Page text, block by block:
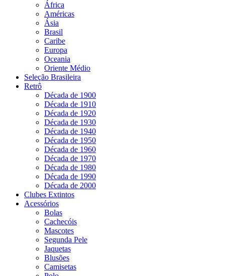
África
Américas
Ásia
Brasil
Caribe
Europa
Oceania
Oriente Médio
Seleção Brasileira
Retrô
Década de 1900
Década de 1910
Década de 1920
Década de 1930
Década de 1940
Década de 1950
Década de 1960
Década de 1970
Década de 1980
Década de 1990
Década de 2000
Clubes Extintos
Acessórios
Bolas
Cachecóis
Mascotes
Segunda Pele
Jaquetas
Blusões
Camisetas